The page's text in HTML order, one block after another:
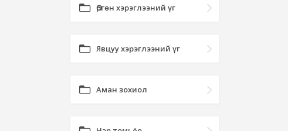
Өргөн хэрэглээний үг
Явцуу хэрэглээний үг
Аман зохиол